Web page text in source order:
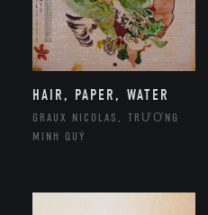
HAIR, PAPER, WATER
GRAUX NICOLAS, TRƯƠNG
MINH QUÝ